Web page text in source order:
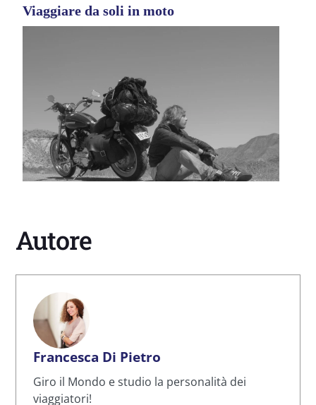
Viaggiare da soli in moto
Autore
Francesca Di Pietro
Giro il Mondo e studio la personalità dei
viaggiatori!